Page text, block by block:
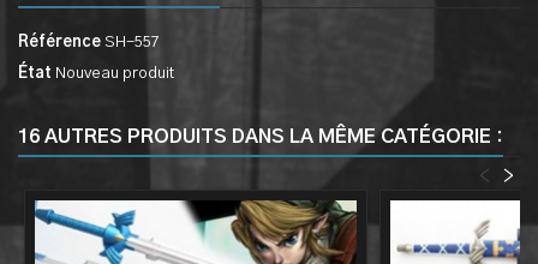
Référence SH-557
État Nouveau produit
16 AUTRES PRODUITS DANS LA MÊME CATÉGORIE :
>
<